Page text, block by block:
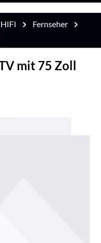
Fernseher
mit 75 Zoll